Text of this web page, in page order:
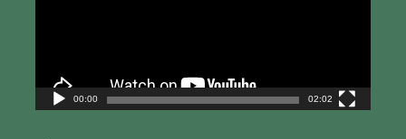
00:00 02:02